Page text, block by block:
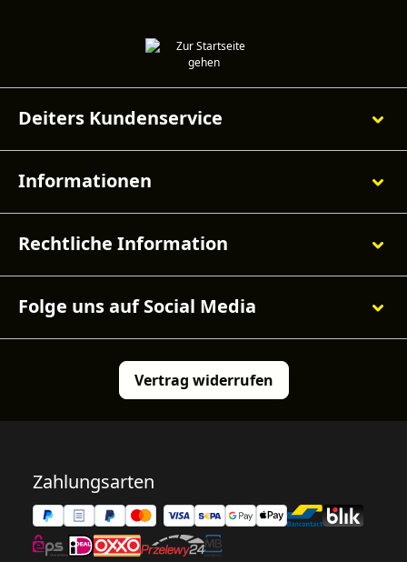
Deiters Kundenservice
Informationen
Rechtliche Information
Folge uns auf Social Media
Vertrag widerrufen
Zahlungsarten